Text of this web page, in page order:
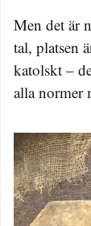
Men det är
tal, platsen
katolskt –
alla normer